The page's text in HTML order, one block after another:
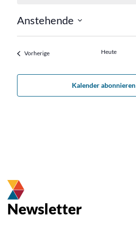
Anstehende
Datum
VorherigeVeranstaltungen Heute
Kalender abonnieren
Newsletter